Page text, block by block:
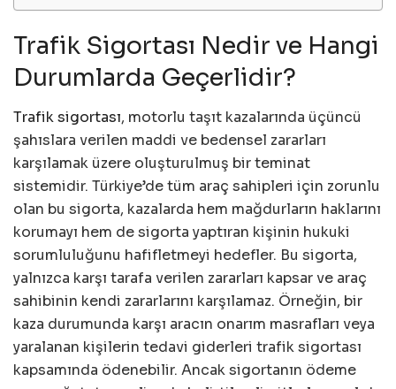
Trafik Sigortası Nedir ve Hangi
Durumlarda Geçerlidir?
Trafik sigortası, motorlu taşıt kazalarında üçüncü
şahıslara verilen maddi ve bedensel zararları
karşılamak üzere oluşturulmuş bir teminat
sistemidir. Türkiye’de tüm araç sahipleri için zorunlu
olan bu sigorta, kazalarda hem mağdurların haklarını
korumayı hem de sigorta yaptıran kişinin hukuki
sorumluluğunu hafifletmeyi hedefler. Bu sigorta,
yalnızca karşı tarafa verilen zararları kapsar ve araç
sahibinin kendi zararlarını karşılamaz. Örneğin, bir
kaza durumunda karşı aracın onarım masrafları veya
yaralanan kişilerin tedavi giderleri trafik sigortası
kapsamında ödenebilir. Ancak sigortanın ödeme